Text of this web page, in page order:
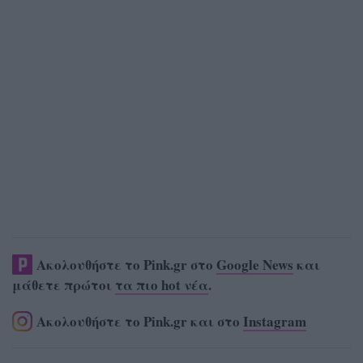
Ακολουθήστε το Pink.gr στο Google News και
μάθετε πρώτοι τα πιο hot νέα.
Ακολουθήστε το Pink.gr και στο Instagram